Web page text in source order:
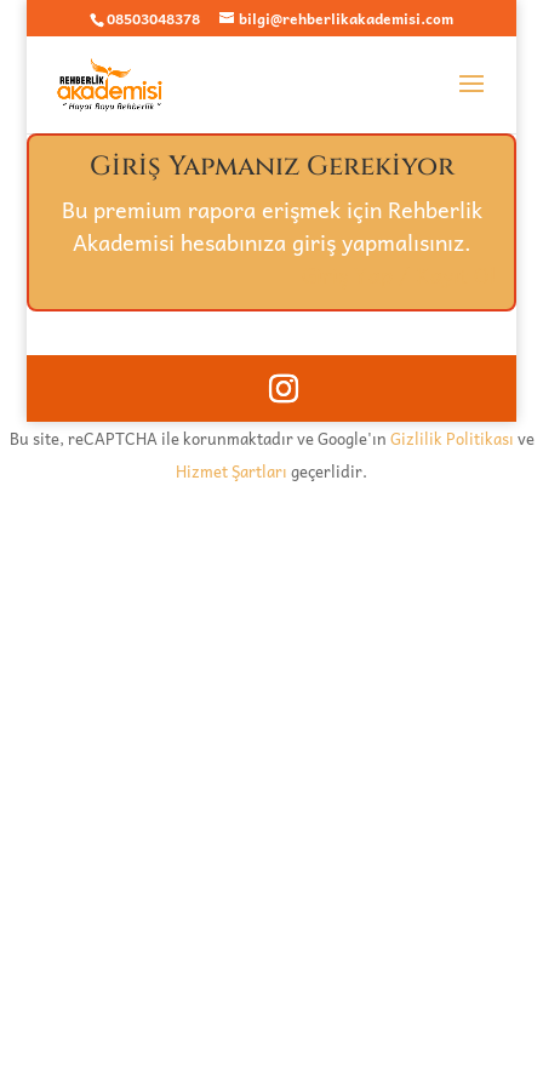
08503048378 bilgi@rehberlikakademisi.com
Giriş Yapmanız Gerekiyor
Bu premium rapora erişmek için Rehberlik
Akademisi hesabınıza giriş yapmalısınız.
Bu site, reCAPTCHA ile korunmaktadır ve Google'ınGizlilik Politikasıve
Hizmet Şartlarıgeçerlidir.